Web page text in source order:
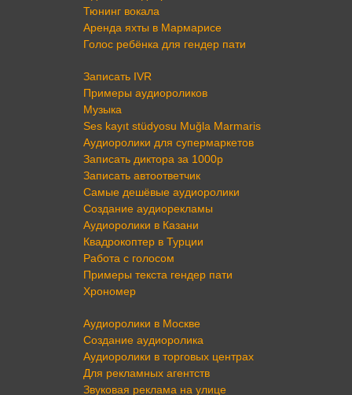
Тюнинг вокала
Аренда яхты в Мармарисе
Голос ребёнка для гендер пати
Записать IVR
Примеры аудиороликов
Музыка
Ses kayıt stüdyosu Muğla Marmaris
Аудиоролики для супермаркетов
Записать диктора за 1000р
Записать автоответчик
Самые дешёвые аудиоролики
Создание аудиорекламы
Аудиоролики в Казани
Квадрокоптер в Турции
Работа с голосом
Примеры текста гендер пати
Хрономер
Аудиоролики в Москве
Создание аудиоролика
Аудиоролики в торговых центрах
Для рекламных агентств
Звуковая реклама на улице